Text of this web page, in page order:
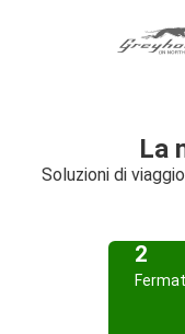
La
Soluzioni di
2